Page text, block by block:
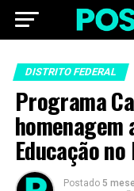
DISTRITO FEDERAL
Programa
homenagem
Educação no
Postado 5